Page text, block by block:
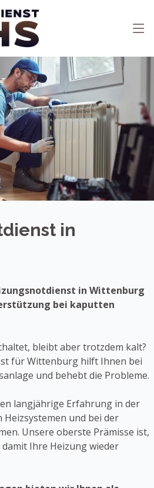
in
in Wittenburg
bei kaputten
bleibt aber trotzdem kalt?
für Wittenburg hilft Ihnen bei
und behebt die Probleme.
langjährige Erfahrung in der
und bei der
Unsere oberste Prämisse ist,
Ihre Heizung wieder